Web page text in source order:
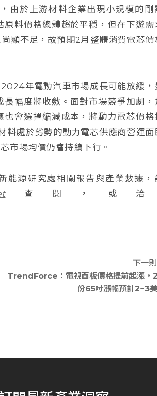
由於上游材料企業出現小規模的剛
料價格總體趨於平穩，但在下遊需
顯不足，故預期2月整體消費電芯價
年電動汽車市場成長可能放緩，
幅度將收斂。面對市場競爭加劇，
會選擇縮減成本，將動力電芯價格
處於劣勢的動力電芯供應商營運面
市場均價仍會持續下行。
能源研究處相關報告與產業數據，
查閱，或洽
下一則
TrendForce：電視面板價格提前起漲，2
份65吋漲幅預計2~3